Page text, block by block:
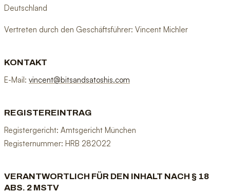
Deutschland
Vertreten durch den Geschäftsführer: Vincent Michler
KONTAKT
E-Mail: vincent@bitsandsatoshis.com
REGISTEREINTRAG
Registergericht: Amtsgericht München
Registernummer: HRB 282022
VERANTWORTLICH FÜR DEN INHALT NACH § 18
ABS. 2 MSTV